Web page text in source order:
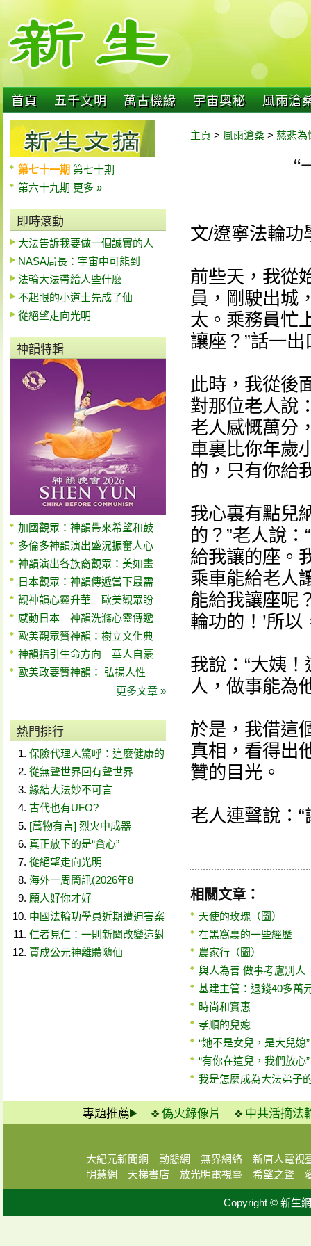
首頁 五千文明 萬古機緣 宇宙奧秘 風雨滄
第七十一期 第七十期
第六十九期 更多 »
即時滾動
大法告訴我要做一個誠實的人
NASA局長：宇宙中可能到
法輪大法帶給人些什麼
不起眼的小道士先成了仙
從絕望走向光明
神韻特輯
加國觀眾：神韻帶來希望和鼓
多倫多神韻演出盛況振奮人心
神韻演出各族裔觀眾：美如畫
日本觀眾：神韻傳遞當下最需
觀神韻心靈升華 歐美觀眾盼
感動日本 神韻洗滌心靈傳遞
歐美觀眾贊神韻：樹立文化典
神韻指引生命方向 華人自豪
歐美政要贊神韻： 弘揚人性
更多文章 »
熱門排行
保險代理人驚呼：這麼健康的
從無聲世界回有聲世界
緣結大法妙不可言
古代也有UFO?
[萬物有言] 烈火中成器
真正放下的是“貪心”
從絕望走向光明
海外一周簡訊(2026年8
願人好你才好
中國法輪功學員近期遭迫害案
仁者見仁：一則新聞改變這對
賈成公元神離體隨仙
主頁 > 風雨滄桑 > 慈悲為
“
文/遼寧法輪功
前些天，我從
員，剛駛出城
太。乘務員忙
讓座？”話一
此時，我從後
對那位老人說
老人感慨萬分
車裏比你年歲
的，只有你給
我心裏有點兒
的？”老人說
給我讓的座。
乘車能給老人
能給我讓座呢
輪功的！’所
我說：“大姨
人，做事能為
於是，我借這
真相，看得出
贊的目光。
老人連聲說：
相關文章：
天使的玫瑰（圖）
在黑窩裏的一些經歷
農家行（圖）
與人為善 做事考慮別人
基建主管：退錢40多萬
時尚和實惠
孝順的兒媳
“她不是女兒，是大兒媳
“有你在這兒，我們放心”
我是怎麼成為大法弟子
專題推薦 偽火錄像片 中共活摘法
大紀元新聞網 動態網 無界網絡
新唐人電視
明慧網
天梯書店 放光明電視臺 希望之聲
Copyright © 新生